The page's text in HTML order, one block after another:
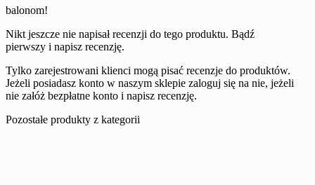
balonom!
Nikt jeszcze nie napisał recenzji do tego produktu. Bądź
pierwszy i napisz recenzję.
Tylko zarejestrowani klienci mogą pisać recenzje do produktów.
Jeżeli posiadasz konto w naszym sklepie zaloguj się na nie, jeżeli
nie załóż bezpłatne konto i napisz recenzję.
Pozostałe produkty z kategorii